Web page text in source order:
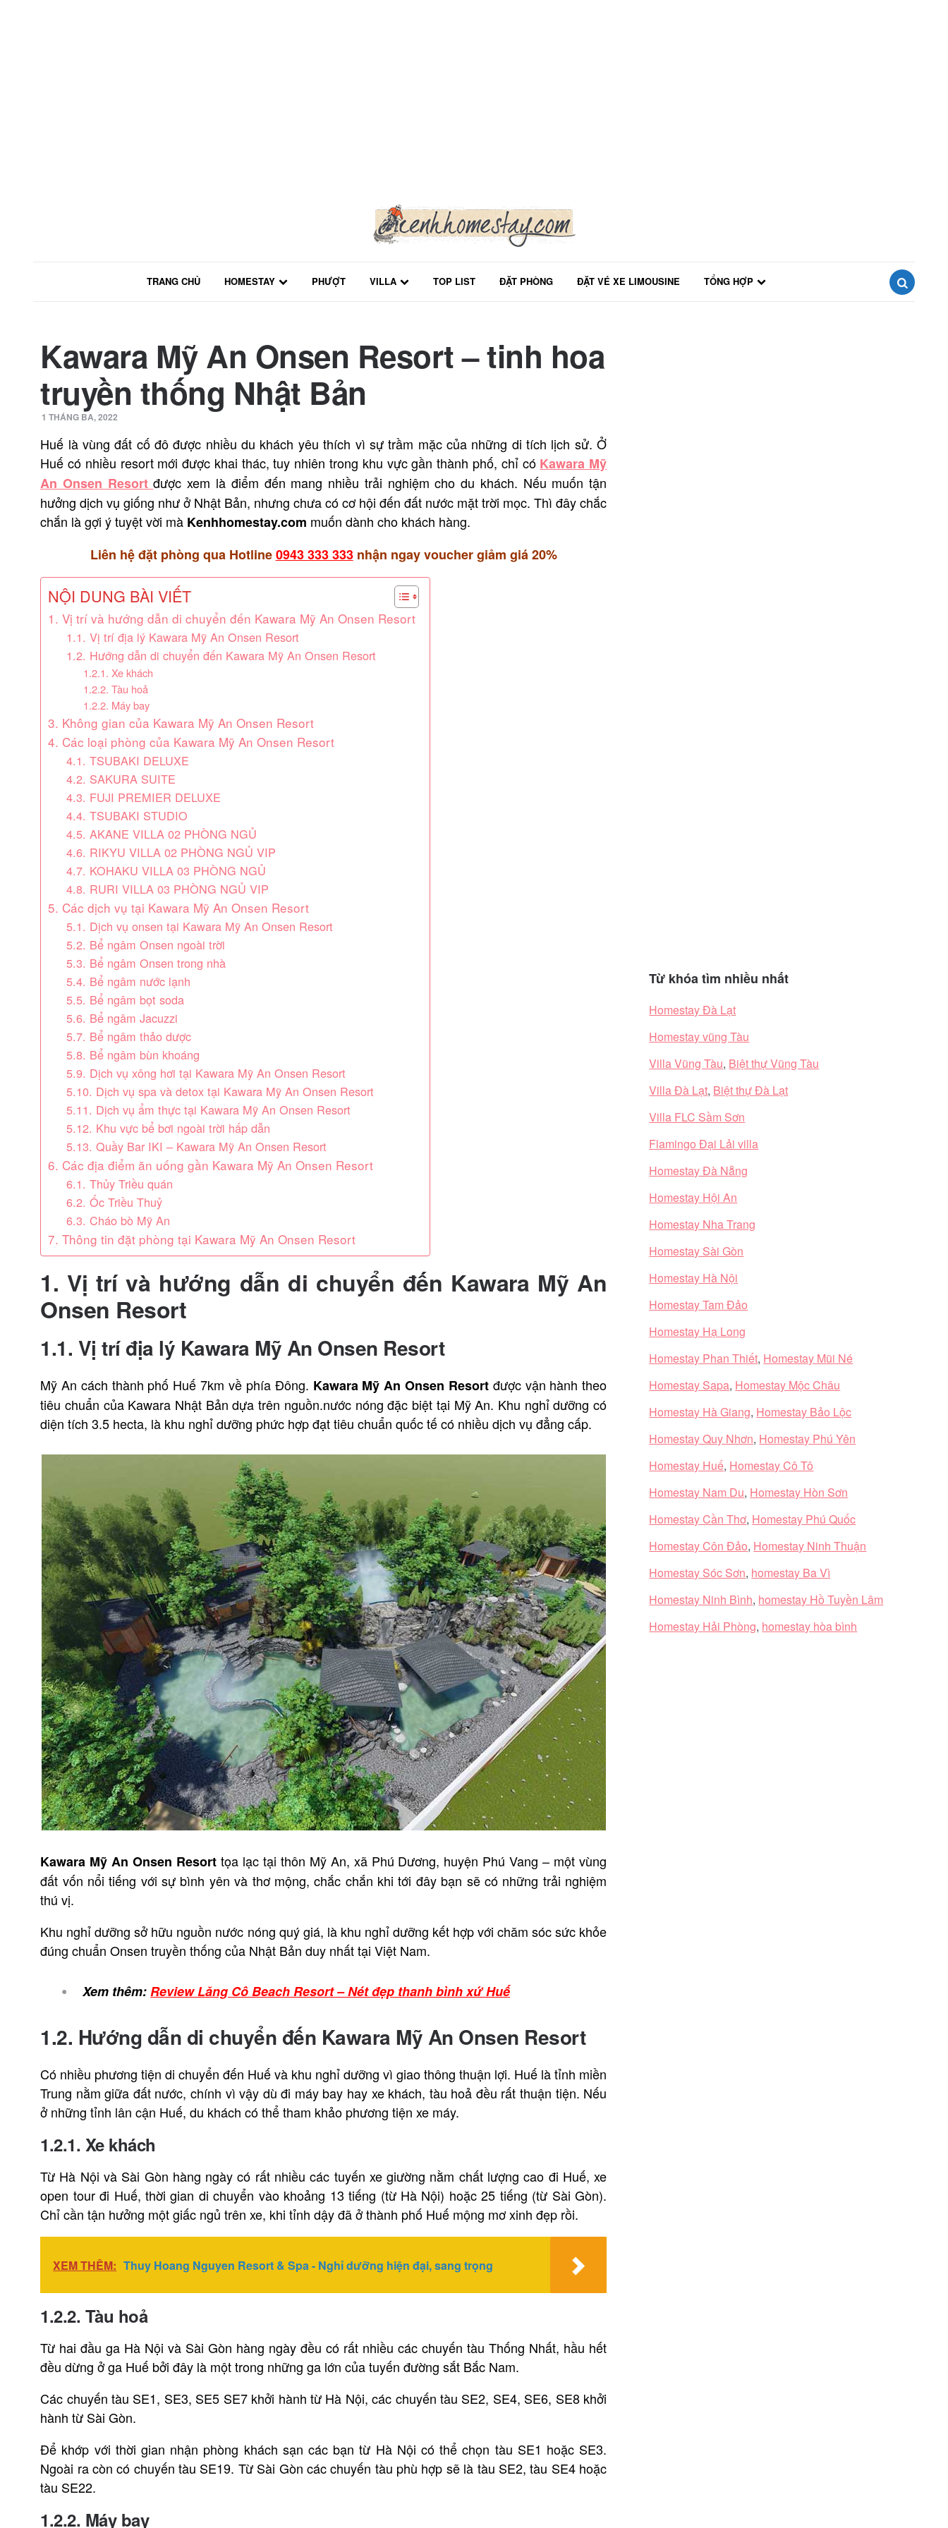
TRANG CHỦ HOMESTAY PHƯỢT VILLA TOP LIST ĐẶT PHÒNG ĐẶT VÉ XE LIMOUSINE
TỔNG HỢP
Kawara Mỹ An Onsen Resort – tinh hoa
truyền thống Nhật Bản
1 THÁNG BA, 2022
Huế là vùng đất cố đô được nhiều du khách yêu thích vì sự trầm mặc của những di tích lịch sử. Ở
Huế có nhiều resort mới được khai thác, tuy nhiên trong khu vực gần thành phố, chỉ có Kawara Mỹ
An Onsen Resortđược xem là điểm đến mang nhiều trải nghiệm cho du khách. Nếu muốn tận
hưởng dịch vụ giống như ở Nhật Bản, nhưng chưa có cơ hội đến đất nước mặt trời mọc. Thì đây chắc
chắn là gợi ý tuyệt vời mà Kenhhomestay.com muốn dành cho khách hàng.
Liên hệ đặt phòng qua Hotline 0943 333 333 nhận ngay voucher giảm giá 20%
NỘI DUNG BÀI VIẾT
1. Vị trí và hướng dẫn di chuyển đến Kawara Mỹ An Onsen Resort
1.1. Vị trí địa lý Kawara Mỹ An Onsen Resort
1.2. Hướng dẫn di chuyển đến Kawara Mỹ An Onsen Resort
1.2.1. Xe khách
1.2.2. Tàu hoả
1.2.2. Máy bay
3. Không gian của Kawara Mỹ An Onsen Resort
4. Các loại phòng của Kawara Mỹ An Onsen Resort
4.1. TSUBAKI DELUXE
4.2. SAKURA SUITE
4.3. FUJI PREMIER DELUXE
4.4. TSUBAKI STUDIO
4.5. AKANE VILLA 02 PHÒNG NGỦ
4.6. RIKYU VILLA 02 PHÒNG NGỦ VIP
4.7. KOHAKU VILLA 03 PHÒNG NGỦ
4.8. RURI VILLA 03 PHÒNG NGỦ VIP
5. Các dịch vụ tại Kawara Mỹ An Onsen Resort
5.1. Dịch vụ onsen tại Kawara Mỹ An Onsen Resort
5.2. Bể ngâm Onsen ngoài trời
5.3. Bể ngâm Onsen trong nhà
5.4. Bể ngâm nước lạnh
5.5. Bể ngâm bọt soda
5.6. Bể ngâm Jacuzzi
5.7. Bể ngâm thảo dược
5.8. Bể ngâm bùn khoáng
5.9. Dịch vụ xông hơi tại Kawara Mỹ An Onsen Resort
5.10. Dịch vụ spa và detox tại Kawara Mỹ An Onsen Resort
5.11. Dịch vụ ẩm thực tại Kawara Mỹ An Onsen Resort
5.12. Khu vực bể bơi ngoài trời hấp dẫn
5.13. Quầy Bar IKI – Kawara Mỹ An Onsen Resort
6. Các địa điểm ăn uống gần Kawara Mỹ An Onsen Resort
6.1. Thủy Triều quán
6.2. Ốc Triều Thuỷ
6.3. Cháo bò Mỹ An
7. Thông tin đặt phòng tại Kawara Mỹ An Onsen Resort
1. Vị trí và hướng dẫn di chuyển đến Kawara Mỹ An
Onsen Resort
1.1. Vị trí địa lý Kawara Mỹ An Onsen Resort
Mỹ An cách thành phố Huế 7km về phía Đông. Kawara Mỹ An Onsen Resortđược vận hành theo
tiêu chuẩn của Kawara Nhật Bản dựa trên nguồn.nước nóng đặc biệt tại Mỹ An. Khu nghỉ dưỡng có
diện tích 3.5 hecta, là khu nghỉ dưỡng phức hợp đạt tiêu chuẩn quốc tế có nhiều dịch vụ đẳng cấp.
Kawara Mỹ An Onsen Resorttọa lạc tại thôn Mỹ An, xã Phú Dương, huyện Phú Vang – một vùng
đất vốn nổi tiếng với sự bình yên và thơ mộng, chắc chắn khi tới đây bạn sẽ có những trải nghiệm
thú vị.
Khu nghỉ dưỡng sở hữu nguồn nước nóng quý giá, là khu nghỉ dưỡng kết hợp với chăm sóc sức khỏe
đúng chuẩn Onsen truyền thống của Nhật Bản duy nhất tại Việt Nam.
Xem thêm:Review Lăng Cô Beach Resort – Nét đẹp thanh bình xứ Huế
1.2. Hướng dẫn di chuyển đến Kawara Mỹ An Onsen Resort
Có nhiều phương tiện di chuyển đến Huế và khu nghỉ dưỡng vì giao thông thuận lợi. Huế là tỉnh miền
Trung nằm giữa đất nước, chính vì vậy dù đi máy bay hay xe khách, tàu hoả đều rất thuận tiện. Nếu
ở những tỉnh lân cận Huế, du khách có thể tham khảo phương tiện xe máy.
1.2.1. Xe khách
Từ Hà Nội và Sài Gòn hàng ngày có rất nhiều các tuyến xe giường nằm chất lượng cao đi Huế, xe
open tour đi Huế, thời gian di chuyển vào khoảng 13 tiếng (từ Hà Nội) hoặc 25 tiếng (từ Sài Gòn).
Chỉ cần tận hưởng một giấc ngủ trên xe, khi tỉnh dậy đã ở thành phố Huế mộng mơ xinh đẹp rồi.
XEM THÊM: Thuy Hoang Nguyen Resort & Spa - Nghỉ dưỡng hiện đại, sang trọng
1.2.2. Tàu hoả
Từ hai đầu ga Hà Nội và Sài Gòn hàng ngày đều có rất nhiều các chuyến tàu Thống Nhất, hầu hết
đều dừng ở ga Huế bởi đây là một trong những ga lớn của tuyến đường sắt Bắc Nam.
Các chuyến tàu SE1, SE3, SE5 SE7 khởi hành từ Hà Nội, các chuyến tàu SE2, SE4, SE6, SE8 khởi
hành từ Sài Gòn.
Để khớp với thời gian nhận phòng khách sạn các bạn từ Hà Nội có thể chọn tàu SE1 hoặc SE3.
Ngoài ra còn có chuyến tàu SE19. Từ Sài Gòn các chuyến tàu phù hợp sẽ là tàu SE2, tàu SE4 hoặc
tàu SE22.
1.2.2. Máy bay
Từ khóa tìm nhiều nhất
Homestay Đà Lạt
Homestay vũng Tàu
Villa Vũng Tàu, Biệt thự Vũng Tàu
Villa Đà Lạt, Biệt thự Đà Lạt
Villa FLC Sầm Sơn
Flamingo Đại Lải villa
Homestay Đà Nẵng
Homestay Hội An
Homestay Nha Trang
Homestay Sài Gòn
Homestay Hà Nội
Homestay Tam Đảo
Homestay Hạ Long
Homestay Phan Thiết, Homestay Mũi Né
Homestay Sapa, Homestay Mộc Châu
Homestay Hà Giang, Homestay Bảo Lộc
Homestay Quy Nhơn, Homestay Phú Yên
Homestay Huế, Homestay Cô Tô
Homestay Nam Du, Homestay Hòn Sơn
Homestay Cần Thơ, Homestay Phú Quốc
Homestay Côn Đảo, Homestay Ninh Thuận
Homestay Sóc Sơn, homestay Ba Vì
Homestay Ninh Bình, homestay Hồ Tuyền Lâm
Homestay Hải Phòng, homestay hòa bình